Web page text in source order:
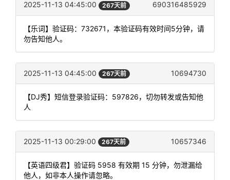
2025-11-13 04:45:00 267天前 690316485929
【乐词】验证码：732671，本验证码有效时间5分钟，请
勿告知他人。
2025-11-13 04:45:00 267天前 10694730
【DJ秀】短信登录验证码：597826，切勿转发或告知他
人
2025-11-13 00:29:00 267天前 10657346
【英语四级君】验证码 5958 有效期 15 分钟，勿泄漏给
他人，如非本人操作请忽略。